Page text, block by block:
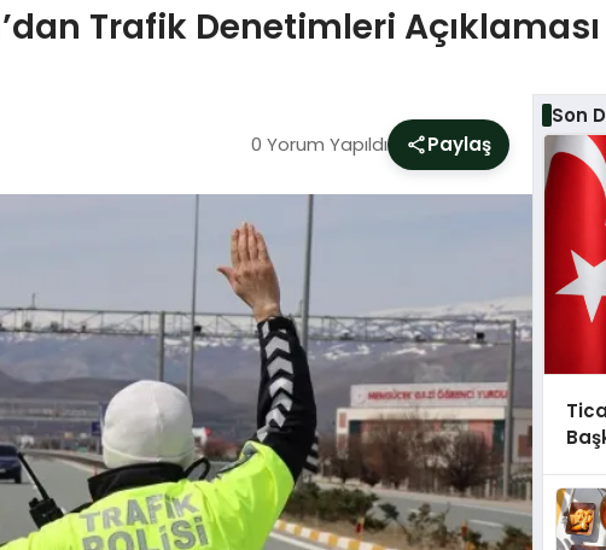
Trafik Denetimleri Açıklaması
0 Yorum Yapıldı Paylaş
Son